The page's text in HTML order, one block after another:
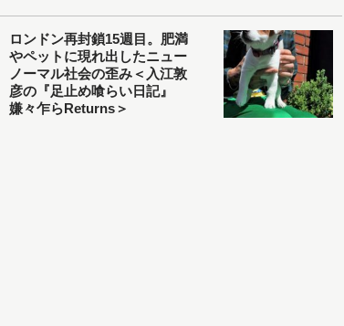
ロンドン再封鎖15週目。肥満
やペットに現れ出したニュー
ノーマル社会の歪み＜入江敦
彦の『足止め喰らい日記』
嫌々乍らReturns＞